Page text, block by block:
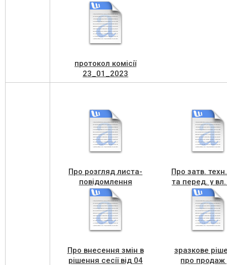
бюджету ТГ від 31 03
23 №
протокол комісії
23_01_2023
Про розгляд листа-
повідомлення
Б(ділянка за межами
с. Росохч)
Про затв.
та перед. у
діл. П в м.
Про внесення змін в
рішення сесії від 04
зразкове
про